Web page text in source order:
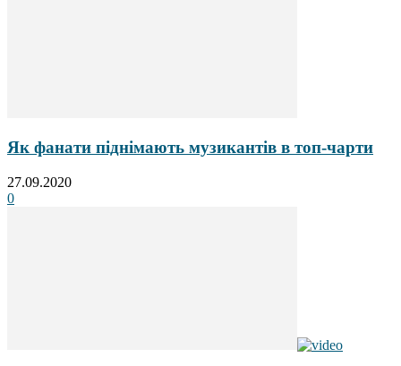
Як фанати піднімають музикантів в топ-чарти
27.09.2020
0